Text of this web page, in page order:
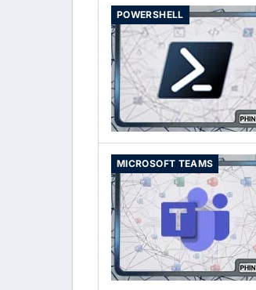
POWERSHELL
MICROSOFT TEAMS